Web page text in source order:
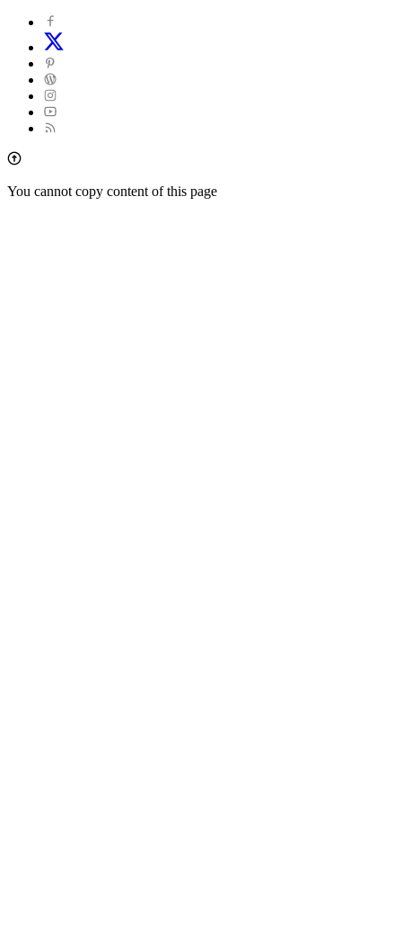
You cannot copy content of this page